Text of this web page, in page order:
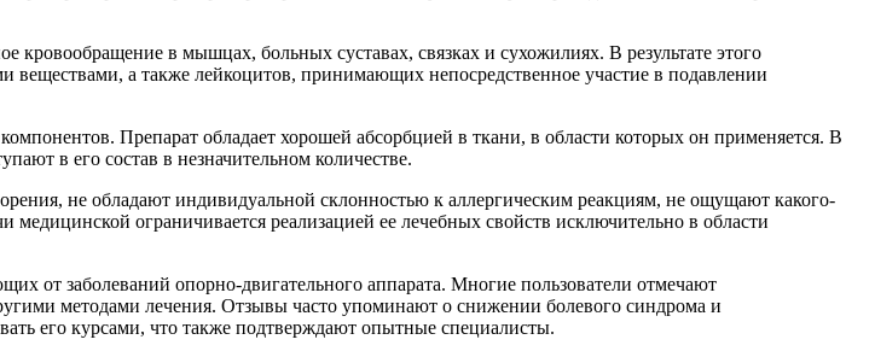
в мышцах, больных суставах, связках и сухожилиях. В результате этого
а также лейкоцитов, принимающих непосредственное участие в подавлении
Препарат обладает хорошей абсорбцией в ткани, в области которых он применяется. В
в его состав в незначительном количестве.
не обладают индивидуальной склонностью к аллергическим реакциям, не ощущают какого-
ограничивается реализацией ее лечебных свойств исключительно в области
от заболеваний опорно-двигательного аппарата. Многие пользователи отмечают
методами лечения. Отзывы часто упоминают о снижении болевого синдрома и
его курсами, что также подтверждают опытные специалисты.